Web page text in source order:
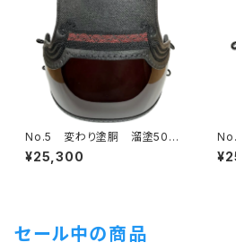
No.5 変わり塗胴 溜塗50本
型L 一般用L
¥25,300
50
セール中の商品